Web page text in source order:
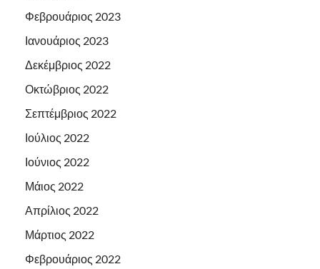
Φεβρουάριος 2023
Ιανουάριος 2023
Δεκέμβριος 2022
Οκτώβριος 2022
Σεπτέμβριος 2022
Ιούλιος 2022
Ιούνιος 2022
Μάιος 2022
Απρίλιος 2022
Μάρτιος 2022
Φεβρουάριος 2022